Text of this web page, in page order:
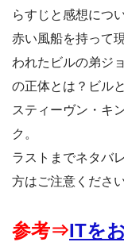
らすじと感想につ
赤い風船を持って
われたビルの弟ジ
の正体とは？ビル
スティーヴン・キ
ク。
ラストまでネタバ
方はご注意ください
参考⇒ITを